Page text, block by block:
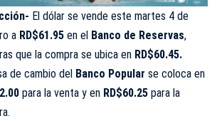
El dólar se vende este martes 4 de
a RD$61.95 en el Banco de Reservas,
que la compra se ubica en RD$60.45.
de cambio del Banco Popular se coloca en
para la venta y en RD$60.25 para la